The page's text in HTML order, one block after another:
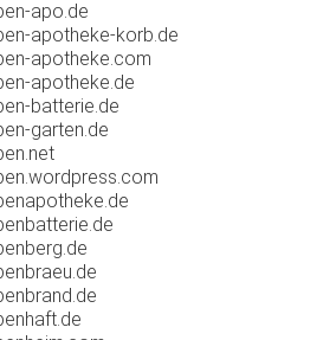
apo.de
apotheke-korb.de
apotheke.com
apotheke.de
batterie.de
garten.de